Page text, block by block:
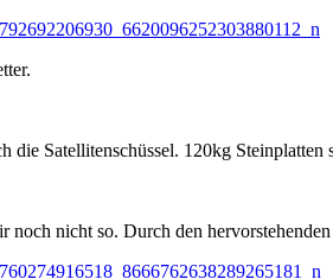
die Satellitenschüssel. 120kg Steinplatten
noch nicht so. Durch den